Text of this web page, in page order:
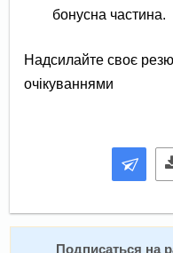
бонусна частина.
Надсилайте своє
очікуваннями
Подписаться на